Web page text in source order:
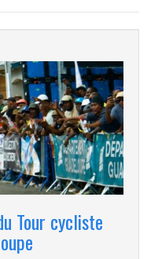
Tour cycliste